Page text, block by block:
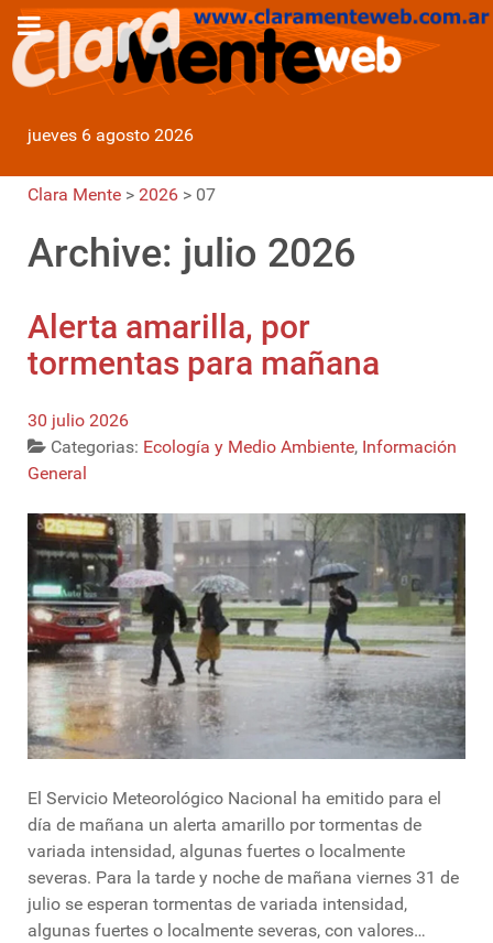
jueves 6 agosto 2026
Clara Mente > 2026 > 07
Archive: julio 2026
Alerta amarilla, por
tormentas para mañana
30 julio 2026
Categorias: Ecología y Medio Ambiente, Información
General
El Servicio Meteorológico Nacional ha emitido para el
día de mañana un alerta amarillo por tormentas de
variada intensidad, algunas fuertes o localmente
severas. Para la tarde y noche de mañana viernes 31 de
julio se esperan tormentas de variada intensidad,
algunas fuertes o localmente severas, con valores…